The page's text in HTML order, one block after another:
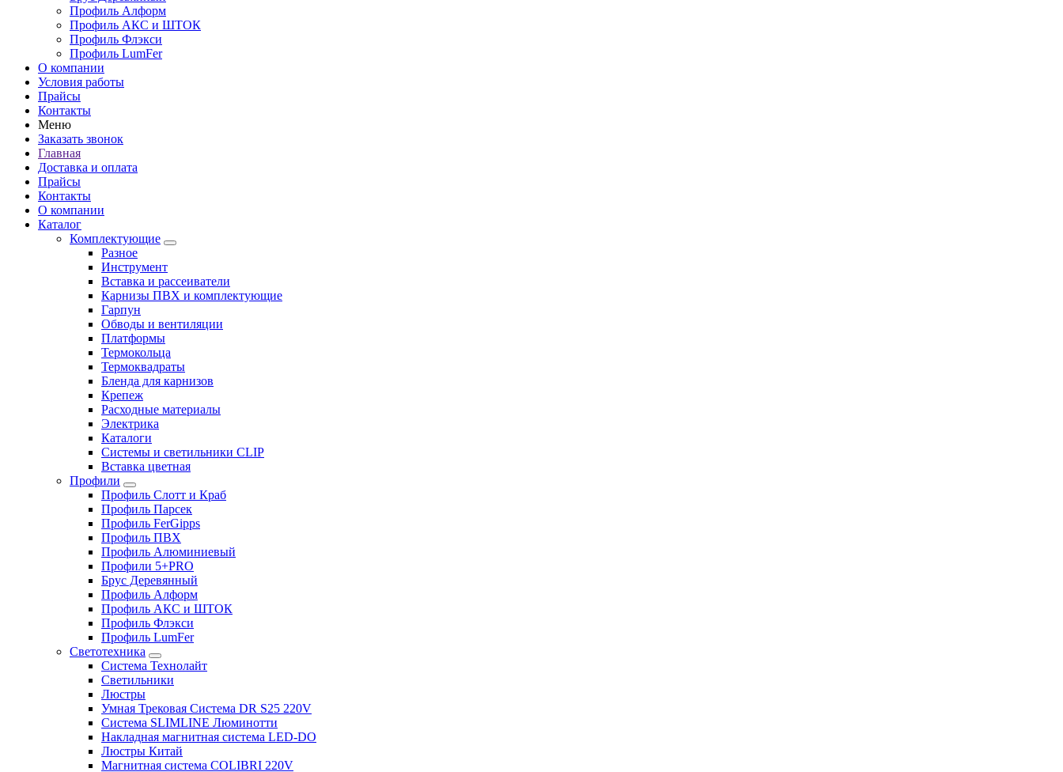
Профиль Алформ
Профиль АКС и ШТОК
Профиль Флэкси
Профиль LumFer
О компании
Условия работы
Прайсы
Контакты
Меню
Заказать звонок
Главная
Доставка и оплата
Прайсы
Контакты
О компании
Каталог
Комплектующие
Разное
Инструмент
Вставка и рассеиватели
Карнизы ПВХ и комплектующие
Гарпун
Обводы и вентиляции
Платформы
Термокольца
Термоквадраты
Бленда для карнизов
Крепеж
Расходные материалы
Электрика
Каталоги
Системы и светильники CLIP
Вставка цветная
Профили
Профиль Слотт и Краб
Профиль Парсек
Профиль FerGipps
Профиль ПВХ
Профиль Алюминиевый
Профили 5+PRO
Брус Деревянный
Профиль Алформ
Профиль АКС и ШТОК
Профиль Флэкси
Профиль LumFer
Светотехника
Система Технолайт
Светильники
Люстры
Умная Трековая Система DR S25 220V
Система SLIMLINE Люминотти
Накладная магнитная система LED-DO
Люстры Китай
Магнитная система COLIBRI 220V